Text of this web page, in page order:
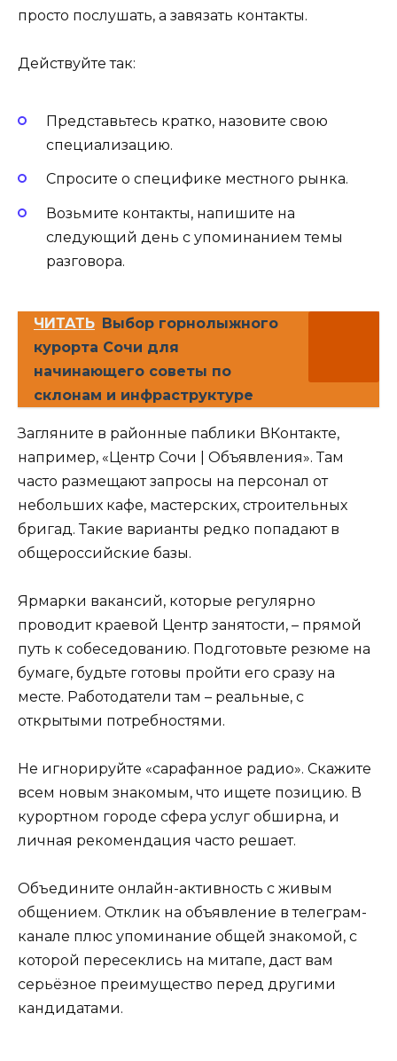
просто послушать, а завязать контакты.
Действуйте так:
Представьтесь кратко, назовите свою
специализацию.
Спросите о специфике местного рынка.
Возьмите контакты, напишите на
следующий день с упоминанием темы
разговора.
ЧИТАТЬ Выбор горнолыжного
курорта Сочи для
начинающего советы по
склонам и инфраструктуре
Загляните в районные паблики ВКонтакте,
например, «Центр Сочи | Объявления». Там
часто размещают запросы на персонал от
небольших кафе, мастерских, строительных
бригад. Такие варианты редко попадают в
общероссийские базы.
Ярмарки вакансий, которые регулярно
проводит краевой Центр занятости, – прямой
путь к собеседованию. Подготовьте резюме на
бумаге, будьте готовы пройти его сразу на
месте. Работодатели там – реальные, с
открытыми потребностями.
Не игнорируйте «сарафанное радио». Скажите
всем новым знакомым, что ищете позицию. В
курортном городе сфера услуг обширна, и
личная рекомендация часто решает.
Объедините онлайн-активность с живым
общением. Отклик на объявление в телеграм-
канале плюс упоминание общей знакомой, с
которой пересеклись на митапе, даст вам
серьёзное преимущество перед другими
кандидатами.